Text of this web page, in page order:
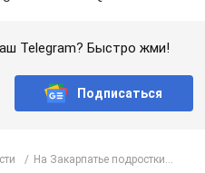
Telegram? Быстро жми!
Подписаться
На Закарпатье подростки...